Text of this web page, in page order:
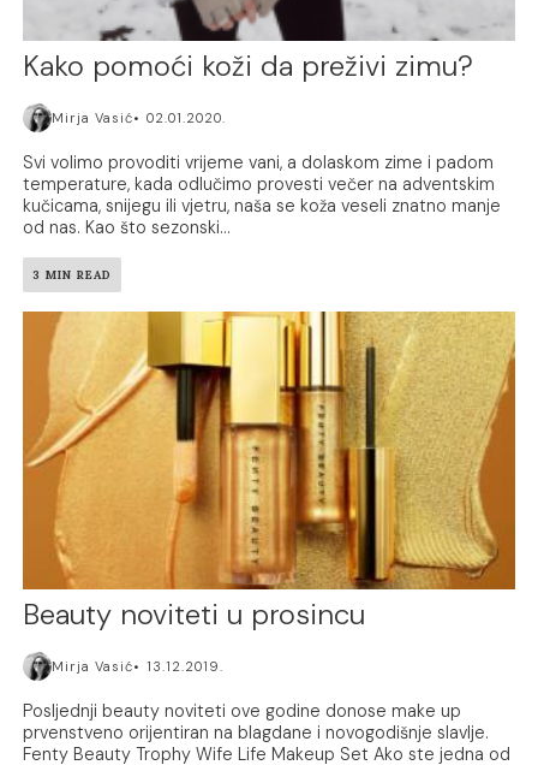
Kako pomoći koži da preživi zimu?
Mirja Vasić 02.01.2020.
Svi volimo provoditi vrijeme vani, a dolaskom zime i padom
temperature, kada odlučimo provesti večer na adventskim
kučicama, snijegu ili vjetru, naša se koža veseli znatno manje
od nas. Kao što sezonski...
3 MIN READ
Beauty noviteti u prosincu
Mirja Vasić 13.12.2019.
Posljednji beauty noviteti ove godine donose make up
prvenstveno orijentiran na blagdane i novogodišnje slavlje.
Fenty Beauty Trophy Wife Life Makeup Set Ako ste jedna od